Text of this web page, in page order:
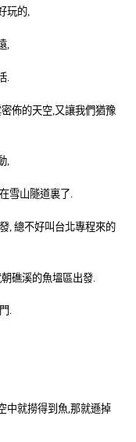
玩的,
,
.
佈的天空,又讓我們猶豫
,
雪山隧道裏了.
, 總不好叫台北專程來的
礁溪的魚塭區出發.
.
中就撈得到魚,那就遜掉